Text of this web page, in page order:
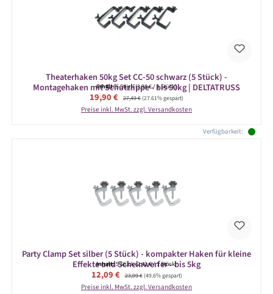
Theaterhaken 50kg Set CC-50 schwarz (5 Stück) -
Montagehaken mit Schutzlippe - bis 50kg | DELTATRUSS
Inhalt:5 Stück(3,98 € / 1 Stück)
Verkaufspreis:
19,90 € Regulärer Preis:
27,49 €(27.61% gespart)
Preise inkl. MwSt. zzgl. Versandkosten
Verfügbarkeit:
Party Clamp Set silber (5 Stück) - kompakter Haken für kleine
Effekte und Scheinwerfer - bis 5kg
Inhalt:5 Stück(2,42 € / 1 Stück)
Verkaufspreis:
12,09 € Regulärer Preis:
23,99 €(49.6% gespart)
Preise inkl. MwSt. zzgl. Versandkosten